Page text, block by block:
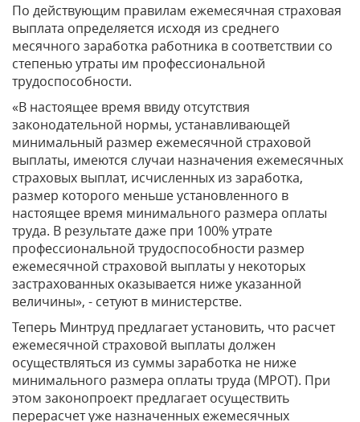
По действующим правилам ежемесячная страховая
выплата определяется исходя из среднего
месячного заработка работника в соответствии со
степенью утраты им профессиональной
трудоспособности.
«В настоящее время ввиду отсутствия
законодательной нормы, устанавливающей
минимальный размер ежемесячной страховой
выплаты, имеются случаи назначения ежемесячных
страховых выплат, исчисленных из заработка,
размер которого меньше установленного в
настоящее время минимального размера оплаты
труда. В результате даже при 100% утрате
профессиональной трудоспособности размер
ежемесячной страховой выплаты у некоторых
застрахованных оказывается ниже указанной
величины», - сетуют в министерстве.
Теперь Минтруд предлагает установить, что расчет
ежемесячной страховой выплаты должен
осуществляться из суммы заработка не ниже
минимального размера оплаты труда (МРОТ). При
этом законопроект предлагает осуществить
перерасчет уже назначенных ежемесячных